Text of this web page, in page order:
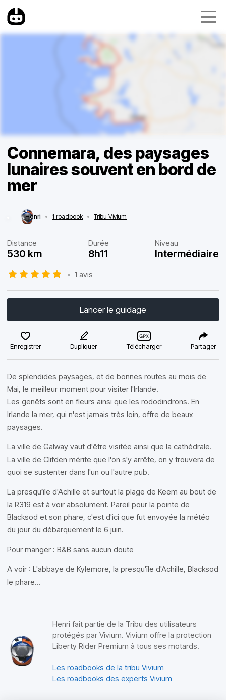
Connemara, des paysages
lunaires souvent en bord de
mer
Henri • 1 roadbook • Tribu Vivium
Distance
530 km
Durée
8h11
Niveau
Intermédiaire
• 1 avis
Lancer le guidage
Enregistrer Dupliquer Télécharger Partager
De splendides paysages, et de bonnes routes au mois de
Mai, le meilleur moment pour visiter l'Irlande.
Les genêts sont en fleurs ainsi que les rododindrons. En
Irlande la mer, qui n'est jamais très loin, offre de beaux
paysages.
La ville de Galway vaut d'être visitée ainsi que la cathédrale.
La ville de Clifden mérite que l'on s'y arrête, on y trouvera de
quoi se sustenter dans l'un ou l'autre pub.
La presqu'île d'Achille et surtout la plage de Keem au bout de
la R319 est à voir absolument. Pareil pour la pointe de
Blacksod et son phare, c'est d'ici que fut envoyée la météo
du jour du débarquement le 6 juin.
Pour manger : B&B sans aucun doute
A voir : L'abbaye de Kylemore, la presqu'île d'Achille, Blacksod
le phare...
Henri fait partie de la Tribu des utilisateurs
protégés par Vivium. Vivium offre la protection
Liberty Rider Premium à tous ses motards.
Les roadbooks de la tribu Vivium
Les roadbooks des experts Vivium